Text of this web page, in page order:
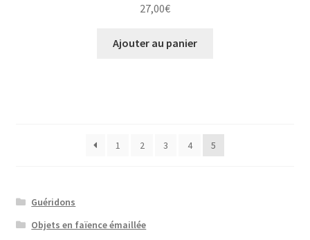
27,00€
Ajouter au panier
1 2 3 4 5
Guéridons
Objets en faïence émaillée